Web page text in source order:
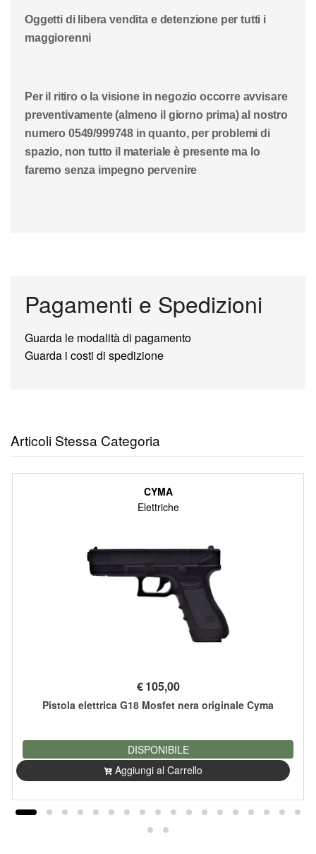
Oggetti di libera vendita e detenzione per tutti i
maggiorenni
Per il ritiro o la visione in negozio occorre avvisare
preventivamente (almeno il giorno prima) al nostro
numero 0549/999748 in quanto, per problemi di
spazio, non tutto il materiale è presente ma lo
faremo senza impegno pervenire
Pagamenti e Spedizioni
Guarda le modalità di pagamento
Guarda i costi di spedizione
Articoli Stessa Categoria
CYMA
Elettriche
€105,00
Pistola elettrica G18 Mosfet nera originale Cyma
DISPONIBILE
Aggiungi al Carrello